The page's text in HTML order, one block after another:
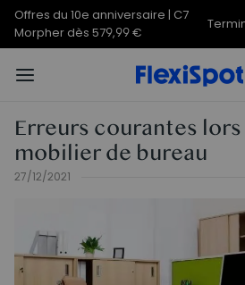
Offres du 10e anniversaire | C7
Morpher dès 579,99 €
Erreurs courantes
mobilier de bureau
27/12/2021